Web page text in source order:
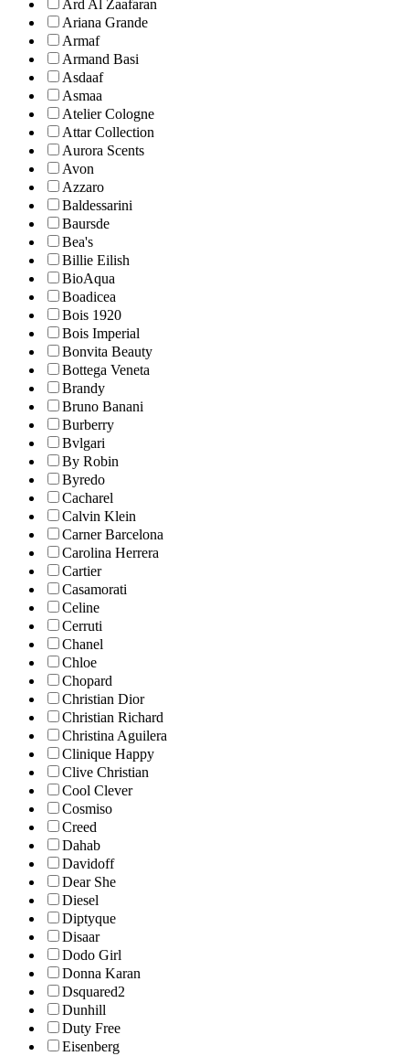
Ard Al Zaafaran
Ariana Grande
Armaf
Armand Basi
Asdaaf
Asmaa
Atelier Cologne
Attar Collection
Aurora Scents
Avon
Azzaro
Baldessarini
Baursde
Bea's
Billie Eilish
BioAqua
Boadicea
Bois 1920
Bois Imperial
Bonvita Beauty
Bottega Veneta
Brandy
Bruno Banani
Burberry
Bvlgari
By Robin
Byredo
Cacharel
Calvin Klein
Carner Barcelona
Carolina Herrera
Cartier
Casamorati
Celine
Cerruti
Chanel
Chloe
Chopard
Christian Dior
Christian Richard
Christina Aguilera
Clinique Happy
Clive Christian
Cool Clever
Cosmiso
Creed
Dahab
Davidoff
Dear She
Diesel
Diptyque
Disaar
Dodo Girl
Donna Karan
Dsquared2
Dunhill
Duty Free
Eisenberg